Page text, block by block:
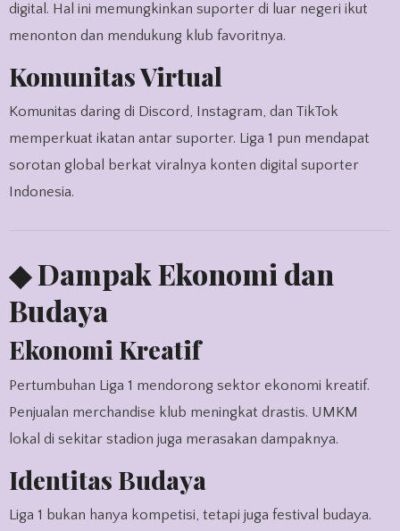
digital. Hal ini memungkinkan suporter di luar negeri ikut
menonton dan mendukung klub favoritnya.
Komunitas Virtual
Komunitas daring di Discord, Instagram, dan TikTok
memperkuat ikatan antar suporter. Liga 1 pun mendapat
sorotan global berkat viralnya konten digital suporter
Indonesia.
◆ Dampak Ekonomi dan
Budaya
Ekonomi Kreatif
Pertumbuhan Liga 1 mendorong sektor ekonomi kreatif.
Penjualan merchandise klub meningkat drastis. UMKM
lokal di sekitar stadion juga merasakan dampaknya.
Identitas Budaya
Liga 1 bukan hanya kompetisi, tetapi juga festival budaya.